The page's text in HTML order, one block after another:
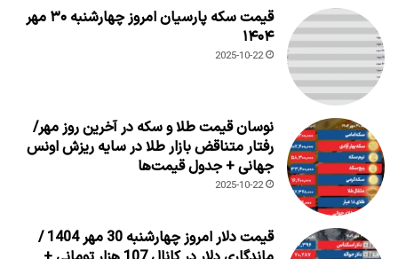
قیمت سکه پارسیان امروز چهارشنبه ۳۰ مهر
۱۴۰۴
2025-10-22
نوسان قیمت طلا و سکه در آخرین روز مهر/
رفتار متناقض بازار طلا در سایه ریزش اونس
جهانی + جدول قیمت‌ها
2025-10-22
قیمت دلار امروز چهارشنبه 30 مهر 1404 /